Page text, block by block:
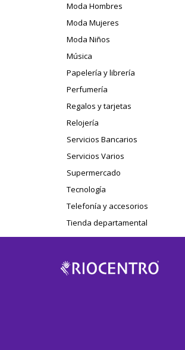
Moda Hombres
Moda Mujeres
Moda Niños
Música
Papelería y librería
Perfumería
Regalos y tarjetas
Relojería
Servicios Bancarios
Servicios Varios
Supermercado
Tecnología
Telefonía y accesorios
Tienda departamental